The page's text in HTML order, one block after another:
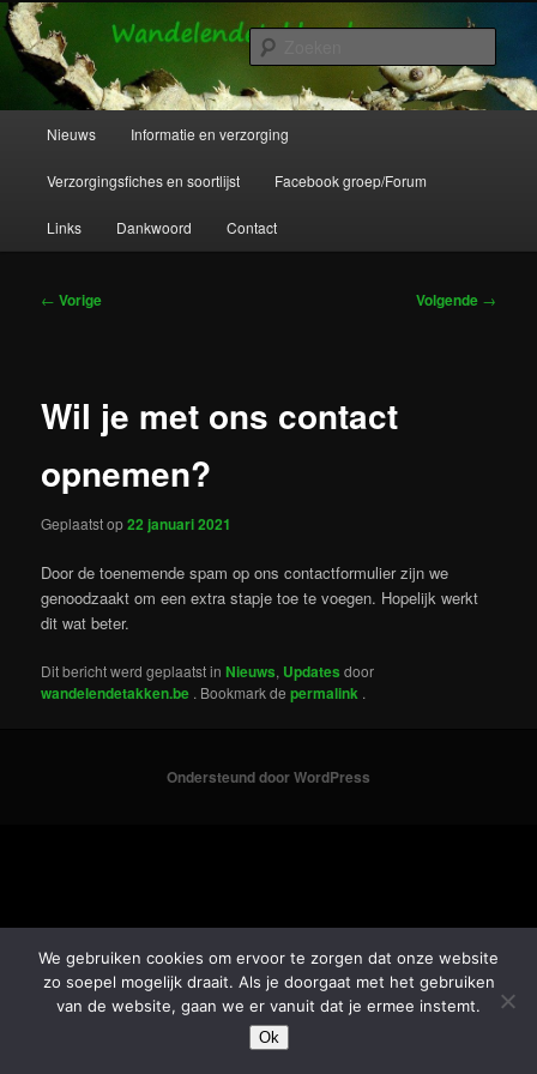
Spring
naar
primaire
inhoudWandelende Takken en Wandelende
Bladeren
Wandelende takken en wandelende bladeren info en verzorging.
Nieuws Informatie en verzorging
Verzorgingsfiches en soortlijst Facebook groep/Forum
Links Dankwoord Contact
Bericht
← Vorige Volgende →
Wil je met ons contact
opnemen?
Geplaatst op22 januari 2021
Door de toenemende spam op ons contactformulier zijn we
genoodzaakt om een extra stapje toe te voegen. Hopelijk werkt
dit wat beter.
Dit bericht werd geplaatst inNieuws, Updates door
wandelendetakken.be . Bookmark depermalink .
Ondersteund door WordPress
We gebruiken cookies om ervoor te zorgen dat onze website
zo soepel mogelijk draait. Als je doorgaat met het gebruiken
van de website, gaan we er vanuit dat je ermee instemt.
Ok